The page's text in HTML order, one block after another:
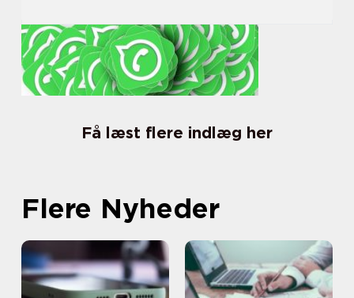
Få læst flere indlæg her
Flere Nyheder